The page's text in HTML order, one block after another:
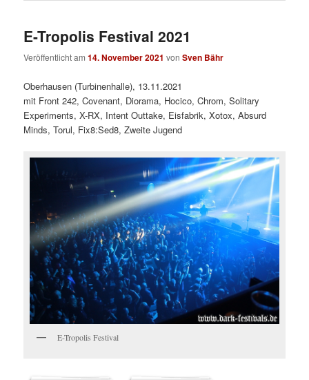
E-Tropolis Festival 2021
Veröffentlicht am14. November 2021 vonSven Bähr
Oberhausen (Turbinenhalle), 13.11.2021
mit Front 242, Covenant, Diorama, Hocico, Chrom, Solitary
Experiments, X-RX, Intent Outtake, Eisfabrik, Xotox, Absurd
Minds, Torul, Fix8:Sed8, Zweite Jugend
E-Tropolis Festival